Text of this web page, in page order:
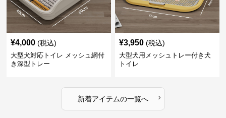
¥4,000 (税込)
大型犬対応トイレ メッシュ網付
き深型トレー
¥3,950 (税込)
大型犬用メッシュトレー付き犬
トイレ
新着アイテムの一覧へ ›